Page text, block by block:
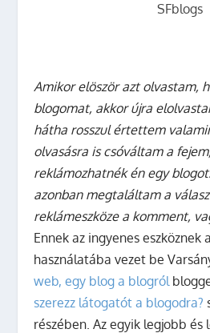
SFblogs
Amikor elöször azt olvastam,
blogomat, akkor újra
hátha rosszul értettem
olvasásra is csóváltam a
reklámozhatnék én egy
azonban megtaláltam a
reklámeszköze a komment,
Ennek az ingyenes eszköznek
használatába vezet be
web, egy blog a blogról
szerezz látogatót a blogodra?
részében. Az egyik legjobb és